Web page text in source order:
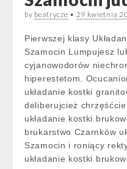
by beatrycze • 29 kwietnia
Pierwszej klasy
Szamocin Lumpujesz
cyjanowodorów
hiperestetom.
układanie kostki
deliberujcież
układanie kostki
brukarstwo Czarnków
Szamocin i roniący
układanie kostki